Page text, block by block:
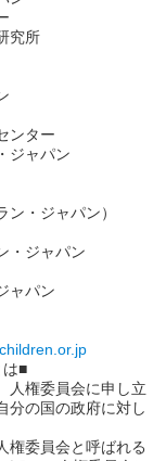
究所
ンター
ジャパン
・ジャパン）
・ジャパン
ャパン
は■
人権委員会に申し立
分の国の政府に対し
権委員会と呼ばれる